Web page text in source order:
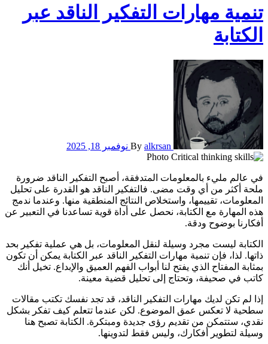
تنمية مهارات التفكير الناقد عبر
الكتابة
By alkrsan نوفمبر 18, 2025
في عالم مليء بالمعلومات المتدفقة، أصبح التفكير الناقد ضرورة
ملحة أكثر من أي وقت مضى. فالتفكير الناقد هو القدرة على تحليل
المعلومات، تقييمها، واستخلاص النتائج المنطقية منها. وعندما ندمج
هذه المهارة مع الكتابة، نحصل على أداة قوية تساعدنا في التعبير عن
أفكارنا بوضوح ودقة.
الكتابة ليست مجرد وسيلة لنقل المعلومات، بل هي عملية تفكير بحد
ذاتها. لذا، فإن تنمية مهارات التفكير الناقد عبر الكتابة يمكن أن تكون
بمثابة المفتاح الذي يفتح لنا أبواب الفهم العميق والإبداع. تخيل أنك
كاتب في صحيفة، وتحتاج إلى تحليل قضية معينة.
إذا لم تكن لديك مهارات التفكير الناقد، قد تجد نفسك تكتب مقالات
سطحية لا تعكس عمق الموضوع. لكن عندما تتعلم كيف تفكر بشكل
نقدي، ستتمكن من تقديم رؤى جديدة ومبتكرة. الكتابة تصبح هنا
وسيلة لتطوير أفكارك، وليس فقط لتدوينها.